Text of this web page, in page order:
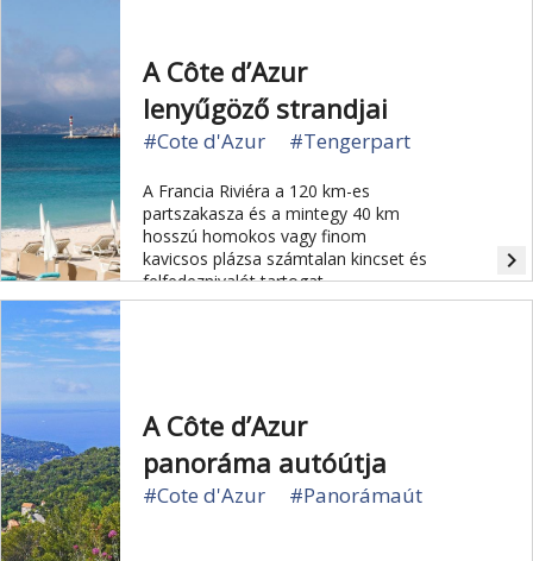
A Côte d’Azur
lenyűgöző strandjai
#Cote d'Azur #Tengerpart
A Francia Riviéra a 120 km-es
partszakasza és a mintegy 40 km
hosszú homokos vagy finom
kavicsos plázsa számtalan kincset és
felfedeznivalót tartogat
navigate_next
A Côte d’Azur
panoráma autóútja
#Cote d'Azur #Panorámaút